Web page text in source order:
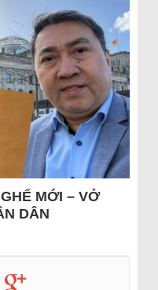
MỚI – VỞ
DÂN